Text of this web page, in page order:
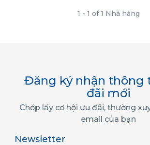
1 - 1 of 1 Nhà hàng
Đăng ký nhận thông
đãi mới
Chớp lấy cơ hội ưu đãi, thường
email của bạn
Newsletter